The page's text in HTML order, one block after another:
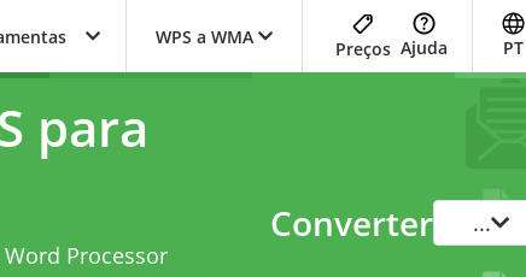
WPS a WMA
Preços Ajuda PT
para
Processor
Converter ...